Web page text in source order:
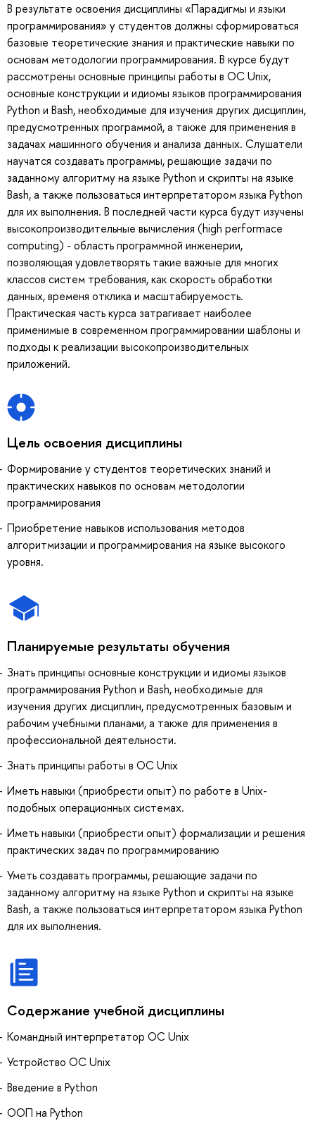
В результате освоения дисциплины «Парадигмы и языки
программирования» у студентов должны сформироваться
базовые теоретические знания и практические навыки по
основам методологии программирования. В курсе будут
рассмотрены основные принципы работы в ОС Unix,
основные конструкции и идиомы языков программирования
Python и Bash, необходимые для изучения других дисциплин,
предусмотренных программой, а также для применения в
задачах машинного обучения и анализа данных. Слушатели
научатся создавать программы, решающие задачи по
заданному алгоритму на языке Python и скрипты на языке
Bash, а также пользоваться интерпретатором языка Python
для их выполнения. В последней части курса будут изучены
высокопроизводительные вычисления (high performace
computing) - область программной инженерии,
позволяющая удовлетворять такие важные для многих
классов систем требования, как скорость обработки
данных, временя отклика и масштабируемость.
Практическая часть курса затрагивает наиболее
применимые в современном программировании шаблоны и
подходы к реализации высокопроизводительных
приложений.
Цель освоения дисциплины
Формирование у студентов теоретических знаний и
практических навыков по основам методологии
программирования
Приобретение навыков использования методов
алгоритмизации и программирования на языке высокого
уровня.
Планируемые результаты обучения
Знать принципы основные конструкции и идиомы языков
программирования Python и Bash, необходимые для
изучения других дисциплин, предусмотренных базовым и
рабочим учебными планами, а также для применения в
профессиональной деятельности.
Знать принципы работы в ОС Unix
Иметь навыки (приобрести опыт) по работе в Unix-
подобных операционных системах.
Иметь навыки (приобрести опыт) формализации и решения
практических задач по программированию
Уметь создавать программы, решающие задачи по
заданному алгоритму на языке Python и скрипты на языке
Bash, а также пользоваться интерпретатором языка Python
для их выполнения.
Содержание учебной дисциплины
Командный интерпретатор ОС Unix
Устройство ОС Unix
Введение в Python
ООП на Python